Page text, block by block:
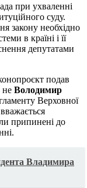
при ухваленні
суду.
закону необхідно
в країні і її
депутатами
подав
не Володимир
Верховної
припинені до
Владимира